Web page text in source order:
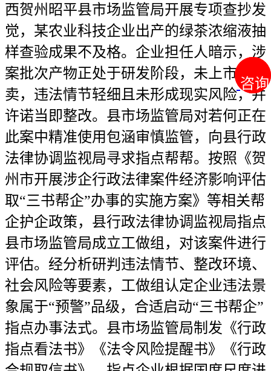
咨询
咨询
西贺州昭平县市场监管局开展专项查抄发
觉，某农业科技企业出产的绿茶浓缩液抽
样查验成果不及格。企业担任人暗示，涉
案批次产物正处于研发阶段，未上市发
卖，违法情节轻细且未形成现实风险，并
许诺当即整改。县市场监管局对若何正在
此案中精准使用包涵审慎监管，向县行政
法律协调监视局寻求指点帮帮。按照《贺
州市开展涉企行政法律案件经济影响评估
取“三书帮企”办事的实施方案》等相关帮
企护企政策，县行政法律协调监视局指点
县市场监管局成立工做组，对该案件进行
评估。经分析研判违法情节、整改环境、
社会风险等要素，工做组认定企业违法景
象属于“预警”品级，合适启动“三书帮企”
指点办事法式。县市场监管局制发《行政
指点看法书》《法令风险提醒书》《行政